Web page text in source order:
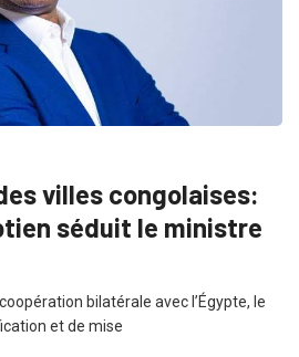
villes congolaises:
séduit le ministre
bilatérale avec l’Égypte, le
et de mise